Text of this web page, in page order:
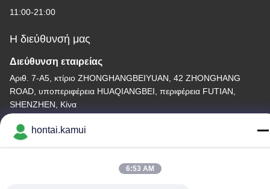
11:00-21:00
Η διεύθυνσή μας
Διεύθυνση εταιρείας
Αριθ. 7-Α5, κτίριο ZHONGHANGBEIYUAN, 42 ZHONGHANG
ROAD, υποπεριφέρεια HUAQIANGBEI, περιφέρεια FUTIAN,
SHENZHEN, Κίνα
Διεύθυνση εργοστασίου
hontai.kamui
6:53 AM